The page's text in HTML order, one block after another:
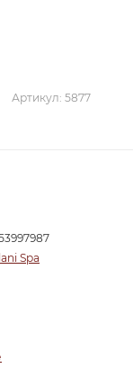
Артикул: 5877
Spa